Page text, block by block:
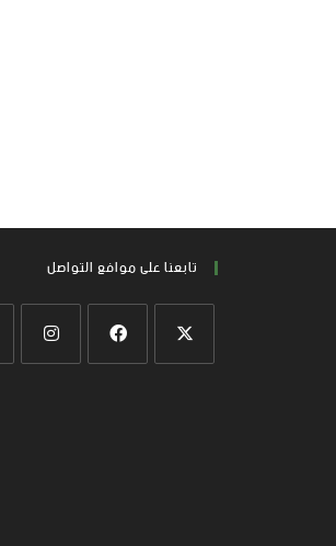
تابعنا على موافع التواصل